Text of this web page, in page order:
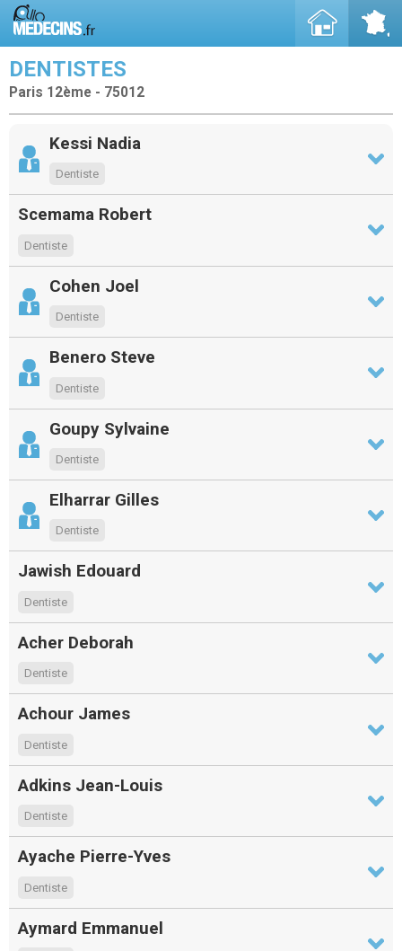
DENTISTES
Paris 12ème - 75012
Kessi Nadia
Dentiste
Scemama Robert
Dentiste
Cohen Joel
Dentiste
Benero Steve
Dentiste
Goupy Sylvaine
Dentiste
Elharrar Gilles
Dentiste
Jawish Edouard
Dentiste
Acher Deborah
Dentiste
Achour James
Dentiste
Adkins Jean-Louis
Dentiste
Ayache Pierre-Yves
Dentiste
Aymard Emmanuel